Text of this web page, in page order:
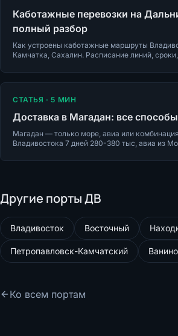
Каботажные перевозки на
полный разбор
Как устроены каботажные маршруты
Камчатка, Сахалин. Расписание линий,
СТАТЬЯ ·5 МИН
Доставка в Магадан: все
Магадан — только море, авиа или
Владивостока 7 дней 280-380 тыс, авиа из
Другие порты ДВ
Владивосток Восточный
Петропавловск-Камчатский Ванино
Ко всем портам